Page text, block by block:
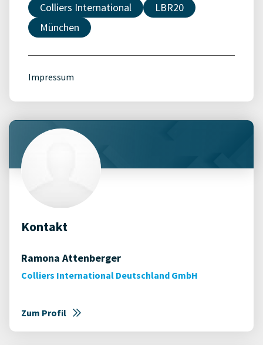
Colliers International
LBR20
München
Impressum
Kontakt
Ramona Attenberger
Colliers International Deutschland GmbH
Zum Profil